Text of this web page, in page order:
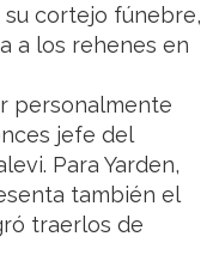
su cortejo fúnebre,
a los rehenes en
personalmente
jefe del
Para Yarden,
también el
traerlos de